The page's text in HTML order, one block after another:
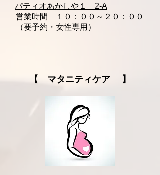
パティオあかしや１ 2-A
営業時間 １０：００～２０：００
（要予約・女性専用）
【 マタニティケア 】